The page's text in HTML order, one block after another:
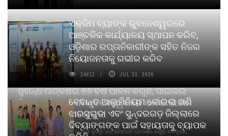
ସୁଗନ୍ଧ ଉତ୍କର୍ଷର ୭୭ ବର୍ଷ ପାଳନ କରୁଛି, ସାଇକଲ
ପିୟୋର୍‌ ଅଗରବତୀ ଭୁବନେଶ୍ୱରରେ ପାର୍ବଣ କାଳୀନ
ନବସୃଜନ ଉନ୍ମୋଚନ କଲା
ବାଉଁଶ ବିହୀନ କଠିନ ଧୂପ ଏବଂ ମେଦିନୀ ଜୁଡୱା କପ୍‌ ସାମ୍ବ୍ରାନି ପ୍ରଦର୍ଶିତ କରୁଛି; ନବସୃଜନ,
ଏକ୍ଜିମ ବ୍ୟାଙ୍କ ଭୁବନେଶ୍ୱରରେ
ଆଞ୍ଚଳିକ କାର୍ଯ୍ୟାଳୟ ସ୍ଥାପନ କରିବ,
ଓଡ଼ିଶାର ରପ୍ତାନିକାରୀଙ୍କ ସହିତ ନିଜର
ନିୟୋଜନତାକୁ ଗଭୀର କରିବ
14611 JUL 31, 2026
ବେଦାନ୍ତ ଆଲୁମିନିୟମ କୋଇଲା ଖଣି
ଝାରସୁଗୁଡା ଏବଂ ସୁନ୍ଦରଗଡ଼ ଜିଲ୍ଲାରେ
ଦିବ୍ୟାଙ୍ଗଙ୍କ ପାଇଁ ସହାୟତାକୁ ବ୍ୟାପକ